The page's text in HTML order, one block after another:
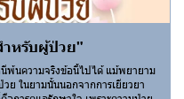
ำหรับผู้ป่วย"
พ้นความจริงข้อนี้ไปได้ แม้พยายาม
ย ในยามนั้นนอกจากการเยียวยา